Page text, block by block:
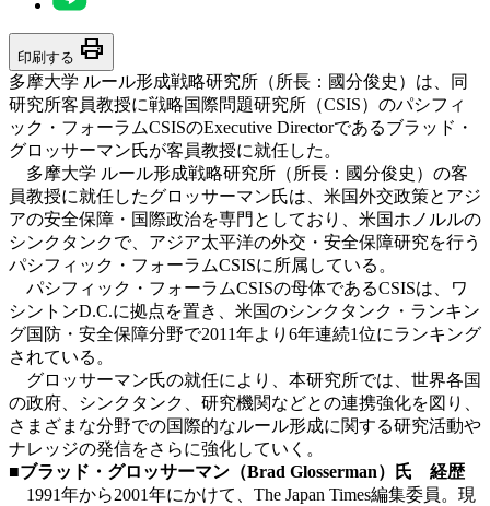
印刷する print
多摩大学 ルール形成戦略研究所（所長：國分俊史）は、同
研究所客員教授に戦略国際問題研究所（CSIS）のパシフィ
ック・フォーラムCSISのExecutive Directorであるブラッド・
グロッサーマン氏が客員教授に就任した。
多摩大学 ルール形成戦略研究所（所長：國分俊史）の客
員教授に就任したグロッサーマン氏は、米国外交政策とアジ
アの安全保障・国際政治を専門としており、米国ホノルルの
シンクタンクで、アジア太平洋の外交・安全保障研究を行う
パシフィック・フォーラムCSISに所属している。
パシフィック・フォーラムCSISの母体であるCSISは、ワ
シントンD.C.に拠点を置き、米国のシンクタンク・ランキン
グ国防・安全保障分野で2011年より6年連続1位にランキング
されている。
グロッサーマン氏の就任により、本研究所では、世界各国
の政府、シンクタンク、研究機関などとの連携強化を図り、
さまざまな分野での国際的なルール形成に関する研究活動や
ナレッジの発信をさらに強化していく。
■ブラッド・グロッサーマン（Brad Glosserman）氏 経歴
1991年から2001年にかけて、The Japan Times編集委員。現